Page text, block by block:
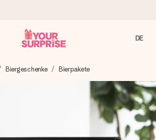
Geschenk sorgfältig vor und schicken es
du es genau zum richtigen Zeitpunkt
wenn es am meisten zählt.
auf +15.000 Bewertungen)
DE
Biergeschenke Bierpakete